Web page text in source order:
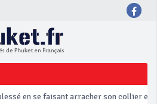
en se faisant arracher son collier en